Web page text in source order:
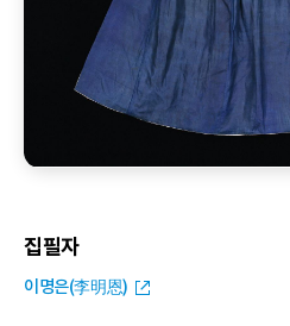
집필자
이명은(李明恩)